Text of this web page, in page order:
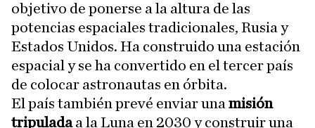
objetivo de ponerse a la altura de las
potencias espaciales tradicionales, Rusia y
Estados Unidos. Ha construido una estación
espacial y se ha convertido en el tercer país
de colocar astronautas en órbita.
El país también prevé enviar una misión
tripuladaa la Luna en 2030 y construir una